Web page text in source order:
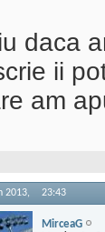
daca
ii
am
2013, 23:43
MirceaG